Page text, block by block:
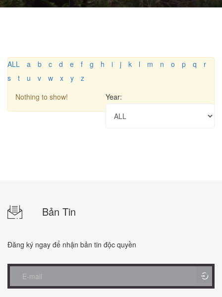
ALL a b c d e f g h i j k l m n o p q
r
s
t u v w x y
z
Year:
Nothing to show!
Bản Tin
Đăng ký ngay để nhận bản tin độc quyền